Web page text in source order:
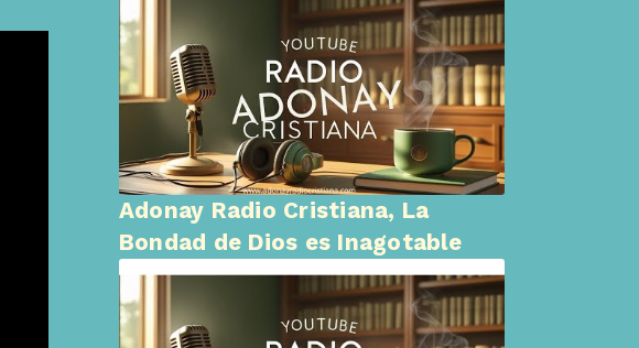
Adonay Radio Cristiana, La
Bondad de Dios es Inagotable